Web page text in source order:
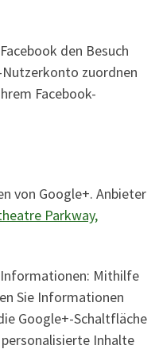
den Besuch
zuordnen
Facebook-
von Google+. Anbieter
Parkway,
Mithilfe
Sie Informationen
Google+-Schaltfläche
Inhalte